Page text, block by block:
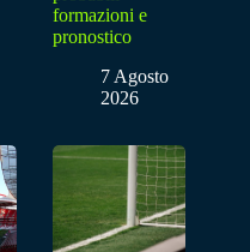
formazioni e
pronostico
7 Agosto
2026